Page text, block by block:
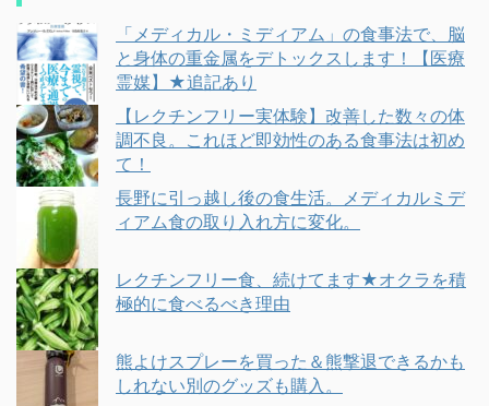
「メディカル・ミディアム」の食事法で、脳
と身体の重金属をデトックスします！【医療
霊媒】★追記あり
【レクチンフリー実体験】改善した数々の体
調不良。これほど即効性のある食事法は初め
て！
長野に引っ越し後の食生活。メディカルミデ
ィアム食の取り入れ方に変化。
レクチンフリー食、続けてます★オクラを積
極的に食べるべき理由
熊よけスプレーを買った＆熊撃退できるかも
しれない別のグッズも購入。